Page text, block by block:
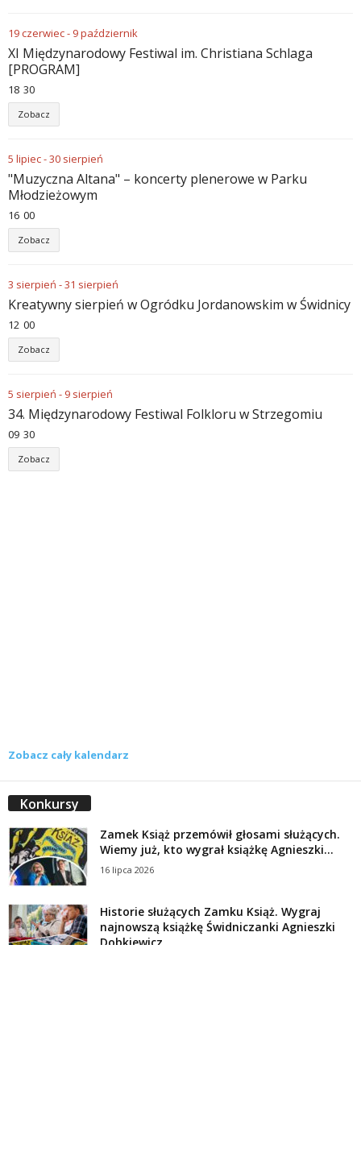
19czerwiec- 9październik
XI Międzynarodowy Festiwal im. Christiana Schlaga
[PROGRAM]
18 30
Zobacz
5 lipiec-30 sierpień
"Muzyczna Altana" – koncerty plenerowe w Parku
Młodzieżowym
16 00
Zobacz
3 sierpień -31 sierpień
Kreatywny sierpień w Ogródku Jordanowskim w Świdnicy
12 00
Zobacz
5 sierpień - 9 sierpień
34. Międzynarodowy Festiwal Folkloru w Strzegomiu
09 30
Zobacz
Zobacz cały kalendarz
Konkursy
Zamek Książ przemówił głosami służących.
Wiemy już, kto wygrał książkę Agnieszki...
16 lipca 2026
Historie służących Zamku Książ. Wygraj
najnowszą książkę Świdniczanki Agnieszki
Dobkiewicz